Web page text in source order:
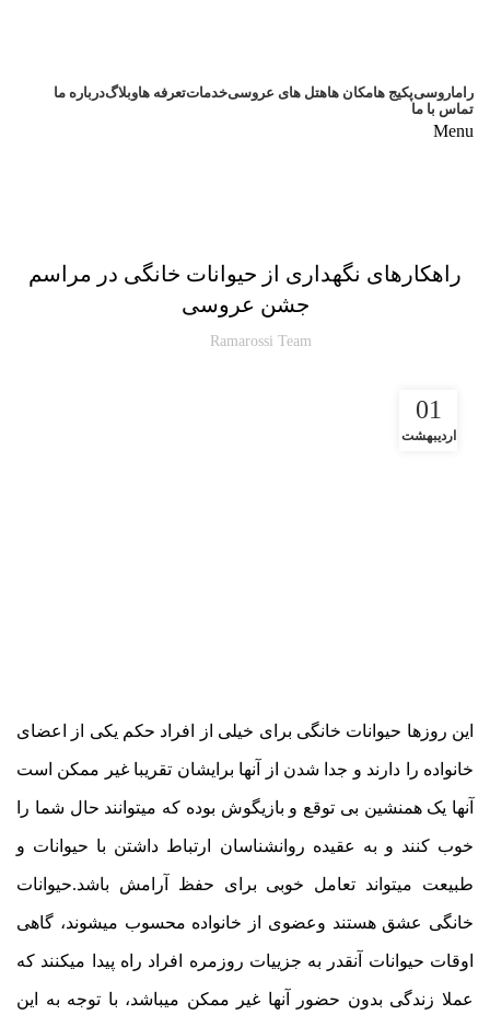
راماروسیپکیج هامکان هاهتل های عروسیخدماتتعرفه هاوبلاگدرباره ما
تماس با ما
Menu
راهکارهای نگهداری از حیوانات خانگی در مراسم
جشن عروسی
Ramarossi Team
01
اردیبهشت
این روزها حیوانات خانگی برای خیلی از افراد حکم یکی از اعضای
خانواده را دارند و جدا شدن از آنها برایشان تقریبا غیر ممکن است
آنها یک همنشین بی توقع و بازیگوش بوده که میتوانند حال شما را
خوب کنند و به عقیده روانشناسان ارتباط داشتن با حیوانات و
طبیعت میتواند تعامل خوبی برای حفظ آرامش باشد.حیوانات
خانگی عشق هستند وعضوی از خانواده محسوب میشوند، گاهی
اوقات حیوانات آنقدر به جزییات روزمره افراد راه پیدا میکنند که
عملا زندگی بدون حضور آنها غیر ممکن میباشد، با توجه به این